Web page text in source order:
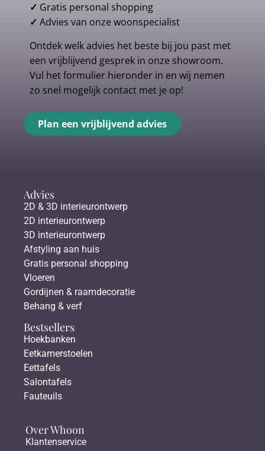
✓ Gratis personal shopping
✓ Advies van onze woonspecialist
Ontdek welk advies het beste bij jou past met
een vrijblijvend gesprek in onze showroom.
Vul het formulier hieronder in en wij nemen
zo snel mogelijk contact met je op!
Plan een vrijblijvend advies
Advies
2D & 3D interieurontwerp
2D interieurontwerp
3D interieurontwerp
Afstyling aan huis
Gratis personal shopping
Vloeren
Gordijnen & raamdecoratie
Behang & verf
Bestsellers
Hoekbanken
Eetkamerstoelen
Eettafels
Salontafels
Fauteuils
Over Whoon
Klantenservice